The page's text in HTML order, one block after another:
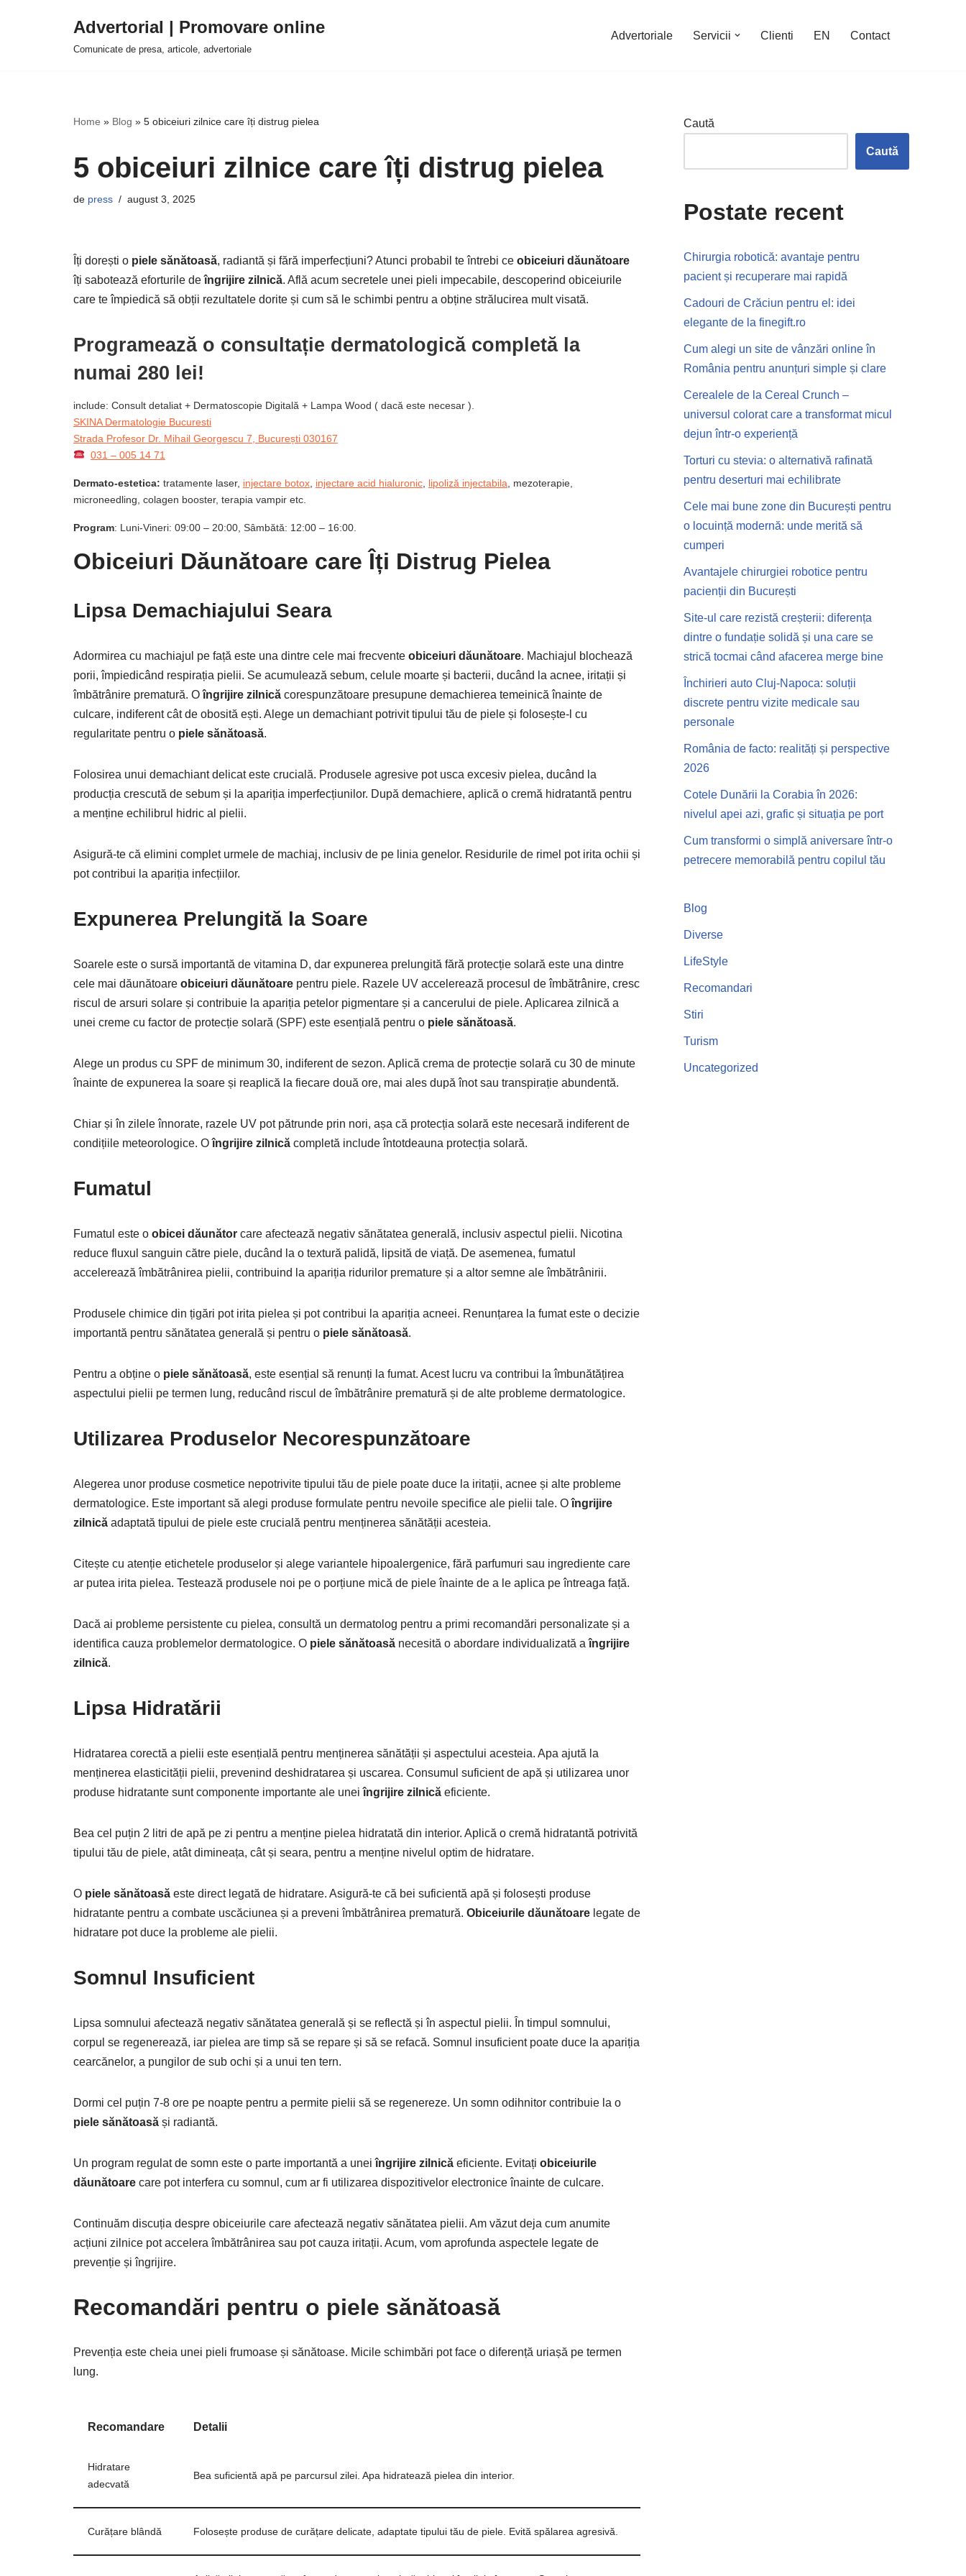
Advertorial | Promovare online
Comunicate de presa, articole, advertoriale
Advertoriale Servicii Clienti EN Contact
Home » Blog » 5 obiceiuri zilnice care îți distrug pielea
5 obiceiuri zilnice care îți distrug pielea
de press august 3, 2025
Îți dorești o piele sănătoasă, radiantă și fără imperfecțiuni? Atunci probabil te întrebi ce obiceiuri dăunătoare
îți sabotează eforturile deîngrijire zilnică. Află acum secretele unei pieli impecabile, descoperind obiceiurile
care te împiedică să obții rezultatele dorite și cum să le schimbi pentru a obține strălucirea mult visată.
Programează o consultație dermatologică completă la
numai 280 lei!
include: Consult detaliat + Dermatoscopie Digitală + Lampa Wood ( dacă este necesar ).
SKINA Dermatologie Bucuresti
Strada Profesor Dr. Mihail Georgescu 7, București 030167
031 – 005 14 71
Dermato-estetica: tratamente laser, injectare botox injectare acid hialuronic lipoliză injectabila , mezoterapie,
microneedling, colagen booster, terapia vampir etc.
Program: Luni-Vineri: 09:00 – 20:00, Sâmbătă: 12:00 – 16:00.
Obiceiuri Dăunătoare care Îți Distrug Pielea
Lipsa Demachiajului Seara
Adormirea cu machiajul pe față este una dintre cele mai frecvente obiceiuri dăunătoare. Machiajul blochează
porii, împiedicând respirația pielii. Se acumulează sebum, celule moarte și bacterii, ducând la acnee, iritații și
îmbătrânire prematură. Oîngrijire zilnică corespunzătoare presupune demachierea temeinică înainte de
culcare, indiferent cât de obosită ești. Alege un demachiant potrivit tipului tău de piele și folosește-l cu
regularitate pentru o piele sănătoasă.
Folosirea unui demachiant delicat este crucială. Produsele agresive pot usca excesiv pielea, ducând la
producția crescută de sebum și la apariția imperfecțiunilor. După demachiere, aplică o cremă hidratantă pentru
a menține echilibrul hidric al pielii.
Asigură-te că elimini complet urmele de machiaj, inclusiv de pe linia genelor. Residurile de rimel pot irita ochii și
pot contribui la apariția infecțiilor.
Expunerea Prelungită la Soare
Soarele este o sursă importantă de vitamina D, dar expunerea prelungită fără protecție solară este una dintre
cele mai dăunătoare obiceiuri dăunătoare pentru piele. Razele UV accelerează procesul de îmbătrânire, cresc
riscul de arsuri solare și contribuie la apariția petelor pigmentare și a cancerului de piele. Aplicarea zilnică a
unei creme cu factor de protecție solară (SPF) este esențială pentru o piele sănătoasă.
Alege un produs cu SPF de minimum 30, indiferent de sezon. Aplică crema de protecție solară cu 30 de minute
înainte de expunerea la soare și reaplică la fiecare două ore, mai ales după înot sau transpirație abundentă.
Chiar și în zilele înnorate, razele UV pot pătrunde prin nori, așa că protecția solară este necesară indiferent de
condițiile meteorologice. Oîngrijire zilnică completă include întotdeauna protecția solară.
Fumatul
Fumatul este o obicei dăunător care afectează negativ sănătatea generală, inclusiv aspectul pielii. Nicotina
reduce fluxul sanguin către piele, ducând la o textură palidă, lipsită de viață. De asemenea, fumatul
accelerează îmbătrânirea pielii, contribuind la apariția ridurilor premature și a altor semne ale îmbătrânirii.
Produsele chimice din țigări pot irita pielea și pot contribui la apariția acneei. Renunțarea la fumat este o decizie
importantă pentru sănătatea generală și pentru o piele sănătoasă.
Pentru a obține o piele sănătoasă, este esențial să renunți la fumat. Acest lucru va contribui la îmbunătățirea
aspectului pielii pe termen lung, reducând riscul de îmbătrânire prematură și de alte probleme dermatologice.
Utilizarea Produselor Necorespunzătoare
Alegerea unor produse cosmetice nepotrivite tipului tău de piele poate duce la iritații, acnee și alte probleme
dermatologice. Este important să alegi produse formulate pentru nevoile specifice ale pielii tale. Oîngrijire
zilnică adaptată tipului de piele este crucială pentru menținerea sănătății acesteia.
Citește cu atenție etichetele produselor și alege variantele hipoalergenice, fără parfumuri sau ingrediente care
ar putea irita pielea. Testează produsele noi pe o porțiune mică de piele înainte de a le aplica pe întreaga față.
Dacă ai probleme persistente cu pielea, consultă un dermatolog pentru a primi recomandări personalizate și a
identifica cauza problemelor dermatologice. O piele sănătoasă necesită o abordare individualizată aîngrijire
zilnică.
Lipsa Hidratării
Hidratarea corectă a pielii este esențială pentru menținerea sănătății și aspectului acesteia. Apa ajută la
menținerea elasticității pielii, prevenind deshidratarea și uscarea. Consumul suficient de apă și utilizarea unor
produse hidratante sunt componente importante ale uneiîngrijire zilnică eficiente.
Bea cel puțin 2 litri de apă pe zi pentru a menține pielea hidratată din interior. Aplică o cremă hidratantă potrivită
tipului tău de piele, atât dimineața, cât și seara, pentru a menține nivelul optim de hidratare.
O piele sănătoasă este direct legată de hidratare. Asigură-te că bei suficientă apă și folosești produse
hidratante pentru a combate uscăciunea și a preveni îmbătrânirea prematură. Obiceiurile dăunătoare legate de
hidratare pot duce la probleme ale pielii.
Somnul Insuficient
Lipsa somnului afectează negativ sănătatea generală și se reflectă și în aspectul pielii. În timpul somnului,
corpul se regenerează, iar pielea are timp să se repare și să se refacă. Somnul insuficient poate duce la apariția
cearcănelor, a pungilor de sub ochi și a unui ten tern.
Dormi cel puțin 7-8 ore pe noapte pentru a permite pielii să se regenereze. Un somn odihnitor contribuie la o
piele sănătoasă și radiantă.
Un program regulat de somn este o parte importantă a uneiîngrijire zilnică eficiente. Evitați obiceiurile
dăunătoare care pot interfera cu somnul, cum ar fi utilizarea dispozitivelor electronice înainte de culcare.
Continuăm discuția despre obiceiurile care afectează negativ sănătatea pielii. Am văzut deja cum anumite
acțiuni zilnice pot accelera îmbătrânirea sau pot cauza iritații. Acum, vom aprofunda aspectele legate de
prevenție și îngrijire.
Recomandări pentru o piele sănătoasă
Prevenția este cheia unei pieli frumoase și sănătoase. Micile schimbări pot face o diferență uriașă pe termen
lung.
Recomandare Detalii
Hidratare
adecvată
Bea suficientă apă pe parcursul zilei. Apa hidratează pielea din interior.
Curățare blândă Folosește produse de curățare delicate, adaptate tipului tău de piele. Evită spălarea agresivă.
Caută
Caută
Postate recent
Chirurgia robotică: avantaje pentru
pacient și recuperare mai rapidă
Cadouri de Crăciun pentru el: idei
elegante de la finegift.ro
Cum alegi un site de vânzări online în
România pentru anunțuri simple și clare
Cerealele de la Cereal Crunch –
universul colorat care a transformat micul
dejun într-o experiență
Torturi cu stevia: o alternativă rafinată
pentru deserturi mai echilibrate
Cele mai bune zone din București pentru
o locuință modernă: unde merită să
cumperi
Avantajele chirurgiei robotice pentru
pacienții din București
Site-ul care rezistă creșterii: diferența
dintre o fundație solidă și una care se
strică tocmai când afacerea merge bine
Închirieri auto Cluj-Napoca: soluții
discrete pentru vizite medicale sau
personale
România de facto: realități și perspective
2026
Cotele Dunării la Corabia în 2026:
nivelul apei azi, grafic și situația pe port
Cum transformi o simplă aniversare într-o
petrecere memorabilă pentru copilul tău
Blog
Diverse
LifeStyle
Recomandari
Stiri
Turism
Uncategorized